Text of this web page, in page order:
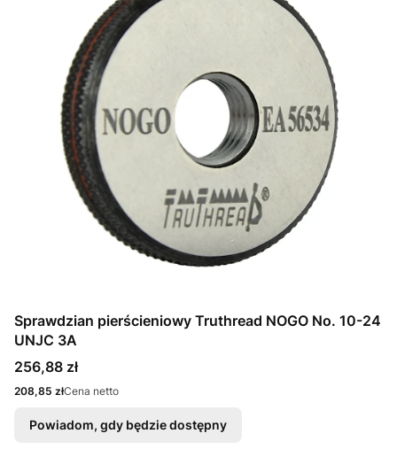
Sprawdzian pierścieniowy Truthread NOGO No. 10-24
UNJC 3A
Cena
256,88 zł
Cena
208,85 złCena netto
Powiadom, gdy będzie dostępny